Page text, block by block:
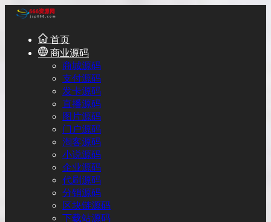
首页
商业源码
商城源码
支付源码
发卡源码
直播源码
图片源码
门户源码
淘客源码
小说源码
企业源码
代刷源码
分销源码
区块链源码
下载站源码